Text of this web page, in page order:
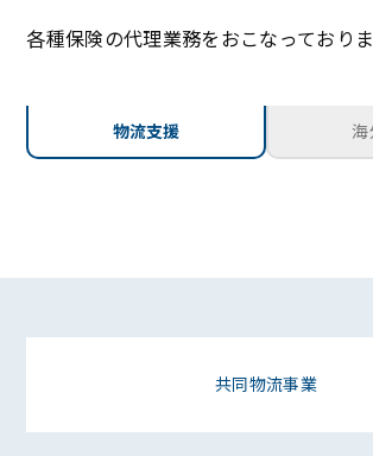
各種保険の代理業務をおこなっておりま
物流支援 海
共同物流事業